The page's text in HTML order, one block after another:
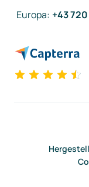
Europa: +43